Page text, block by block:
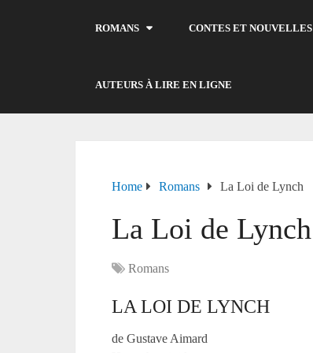
ROMANS CONTES ET NOUVELLES
AUTEURS À LIRE EN LIGNE
Home Romans La Loi de Lynch
La Loi de Lynch
Romans
LA LOI DE LYNCH
de Gustave Aimard